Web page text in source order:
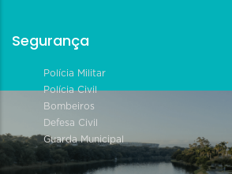
Segurança
Polícia Militar
Polícia Civil
Bombeiros
Defesa Civil
Guarda Municipal